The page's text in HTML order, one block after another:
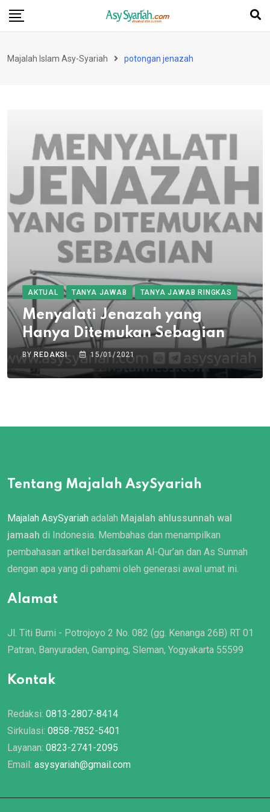
Skip
Majalah Islam Asy-Syariah potongan jenazah
AKTUAL TANYA JAWAB TANYA JAWAB RINGKAS
Menyalati Jenazah yang
Hanya Ditemukan Sebagian
BYREDAKSI 15/01/2021
Tentang Majalah AsySyariah
Majalah AsySyariah adalah Majalah ahlussunnah wal
jamaah di Indonesia. Membahas dan menampilkan
pembahasan artikel berdasarkan Al-Qur’an dan As Sunnah
dengan apa yang di pahami oleh generasi awal umat ini.
Alamat
Jl. Titi Bumi - Potrojoyo 2 No. 082 (gg. Kenanga 26B) RT 01
Patran, Banyuraden, Gamping, Sleman, Yogyakarta 55599
Kontak
Redaksi: 0813-2807-8414
Sirkulasi: 0858-7852-5401
Layanan: 0823-2741-2095
Email: asysyariah@gmail.com